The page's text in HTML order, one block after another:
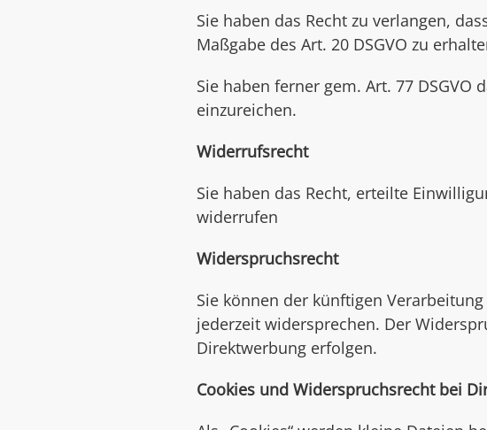
Sie haben das Recht zu verlangen,
Maßgabe des Art. 20 DSGVO zu
Sie haben ferner gem. Art. 77
einzureichen.
Widerrufsrecht
Sie haben das Recht, erteilte
widerrufen
Widerspruchsrecht
Sie können der künftigen
jederzeit widersprechen. Der
Direktwerbung erfolgen.
Cookies und Widerspruchsrecht bei